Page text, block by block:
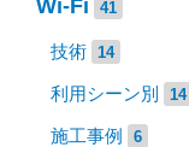
Wi-Fi 41
技術 14
利用シーン別 14
施工事例 6